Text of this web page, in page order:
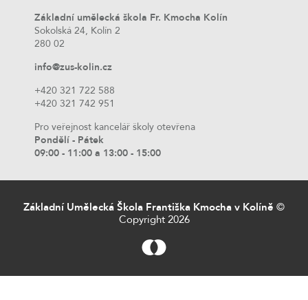
Základní umělecká škola Fr. Kmocha Kolín
Sokolská 24, Kolín 2
280 02
info@zus-kolin.cz
+420 321 722 588
+420 321 742 951
Pro veřejnost kancelář školy otevřena
Pondělí - Pátek
09:00 - 11:00 a 13:00 - 15:00
Základní Umělecká Škola Františka Kmocha v Kolíně ©
Copyright 2026